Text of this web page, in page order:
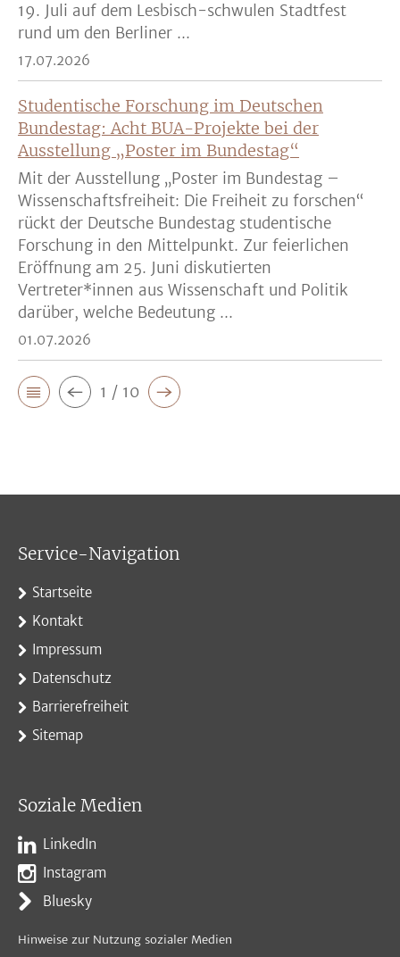
19. Juli auf dem Lesbisch-schwulen Stadtfest
rund um den Berliner ...
17.07.2026
Studentische Forschung im Deutschen
Bundestag: Acht BUA-Projekte bei der
Ausstellung „Poster im Bundestag“
Mit der Ausstellung „Poster im Bundestag –
Wissenschaftsfreiheit: Die Freiheit zu forschen“
rückt der Deutsche Bundestag studentische
Forschung in den Mittelpunkt. Zur feierlichen
Eröffnung am 25. Juni diskutierten
Vertreter*innen aus Wissenschaft und Politik
darüber, welche Bedeutung ...
01.07.2026
1 / 10
Service-Navigation
Startseite
Kontakt
Impressum
Datenschutz
Barrierefreiheit
Sitemap
Soziale Medien
LinkedIn
Instagram
Bluesky
Hinweise zur Nutzung sozialer Medien